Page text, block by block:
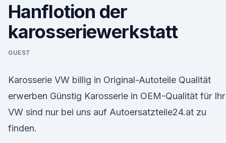
Hanflotion der
karosseriewerkstatt
GUEST
Karosserie VW billig in Original-Autoteile Qualität
erwerben Günstig Karosserie in OEM-Qualität für Ihr
VW sind nur bei uns auf Autoersatzteile24.at zu
finden.